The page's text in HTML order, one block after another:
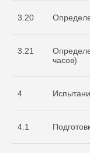
3.20
3.21
часов)
4
4.1